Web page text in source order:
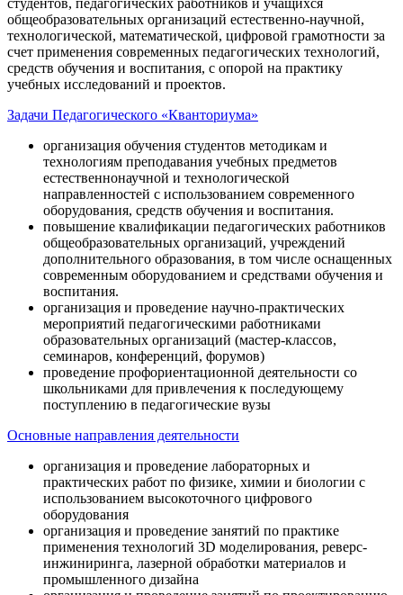
студентов, педагогических работников и учащихся
общеобразовательных организаций естественно-научной,
технологической, математической, цифровой грамотности за
счет применения современных педагогических технологий,
средств обучения и воспитания, с опорой на практику
учебных исследований и проектов.
Задачи Педагогического «Кванториума»
организация обучения студентов методикам и
технологиям преподавания учебных предметов
естественнонаучной и технологической
направленностей с использованием современного
оборудования, средств обучения и воспитания.
повышение квалификации педагогических работников
общеобразовательных организаций, учреждений
дополнительного образования, в том числе оснащенных
современным оборудованием и средствами обучения и
воспитания.
организация и проведение научно-практических
мероприятий педагогическими работниками
образовательных организаций (мастер-классов,
семинаров, конференций, форумов)
проведение профориентационной деятельности со
школьниками для привлечения к последующему
поступлению в педагогические вузы
Основные направления деятельности
организация и проведение лабораторных и
практических работ по физике, химии и биологии с
использованием высокоточного цифрового
оборудования
организация и проведение занятий по практике
применения технологий 3D моделирования, реверс-
инжиниринга, лазерной обработки материалов и
промышленного дизайна